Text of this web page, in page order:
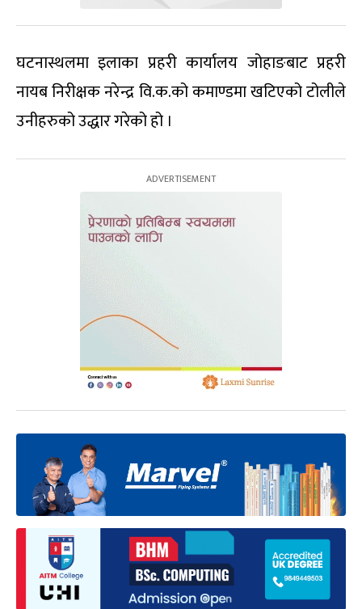
घटनास्थलमा इलाका प्रहरी कार्यालय जोहाङबाट प्रहरी
नायब निरीक्षक नरेन्द्र वि.क.को कमाण्डमा खटिएको टोलीले
उनीहरुको उद्धार गरेको हो ।